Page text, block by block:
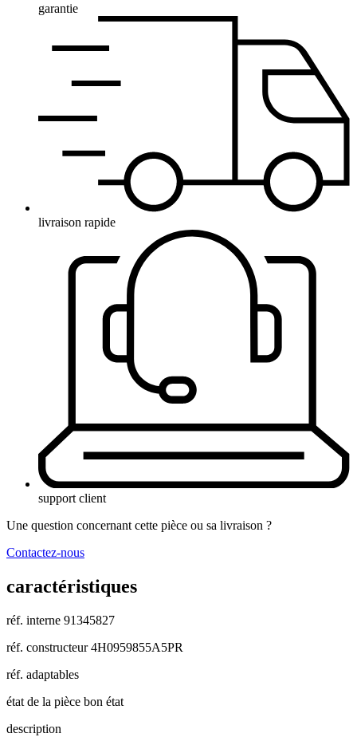
garantie
livraison rapide
support client
Une question concernant cette pièce ou sa livraison ?
Contactez-nous
caractéristiques
réf. interne 91345827
réf. constructeur 4H0959855A5PR
réf. adaptables
état de la pièce bon état
description